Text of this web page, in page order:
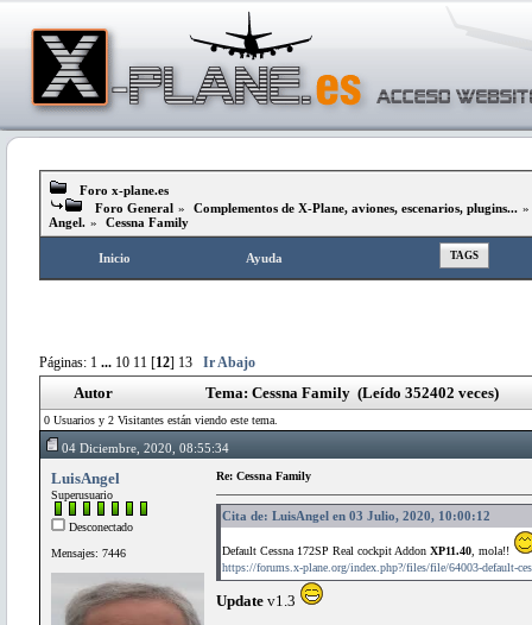
Foro x-plane.es
Foro General » Complementos de X-Plane, aviones, escenarios, plugins... »
Angel. » Cessna Family
Inicio Ayuda TAGS
Páginas: 1 ... 10 11 [12] 13 Ir Abajo
Autor Tema: Cessna Family (Leído 352402 veces)
0 Usuarios y 2 Visitantes están viendo este tema.
04 Diciembre, 2020, 08:55:34
LuisAngel
Superusuario
Desconectado
Mensajes: 7446
Re: Cessna Family
Cita de: LuisAngel en 03 Julio, 2020, 10:00:12
Default Cessna 172SP Real cockpit Addon XP11.40 , mola!!
https://forums.x-plane.org/index.php?/files/file/64003-default-
Update v1.3